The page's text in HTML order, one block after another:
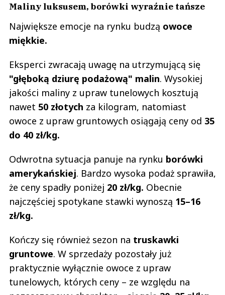
Maliny luksusem, borówki wyraźnie tańsze
Największe emocje na rynku budzą owoce
miękkie.
Eksperci zwracają uwagę na utrzymującą się
"głęboką dziurę podażową" malin. Wysokiej
jakości maliny z upraw tunelowych kosztują
nawet 50 złotych za kilogram, natomiast
owoce z upraw gruntowych osiągają ceny od 35
do 40 zł/kg.
Odwrotna sytuacja panuje na rynku borówki
amerykańskiej. Bardzo wysoka podaż sprawiła,
że ceny spadły poniżej 20 zł/kg. Obecnie
najczęściej spotykane stawki wynoszą 15–16
zł/kg.
Kończy się również sezon na truskawki
gruntowe. W sprzedaży pozostały już
praktycznie wyłącznie owoce z upraw
tunelowych, których ceny – ze względu na